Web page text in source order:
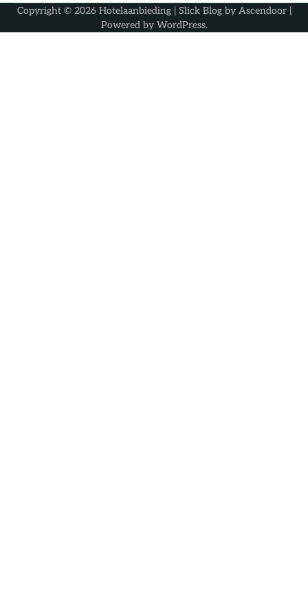
Copyright © 2026 Hotelaanbieding| Slick Blog by Ascendoor|
Powered by WordPress.